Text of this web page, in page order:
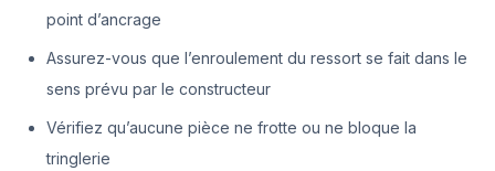
point d’ancrage
Assurez-vous que l’enroulement du ressort se fait dans le
sens prévu par le constructeur
Vérifiez qu’aucune pièce ne frotte ou ne bloque la
tringlerie